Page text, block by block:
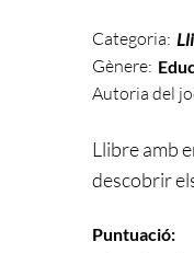
Categoria:
Gènere:
Autoria del
Llibre amb
descobrir
Puntuació: